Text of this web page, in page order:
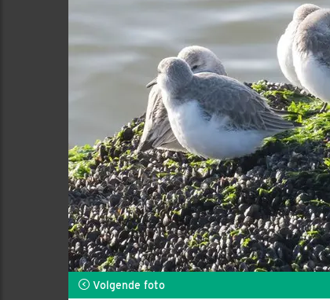
Volgende foto